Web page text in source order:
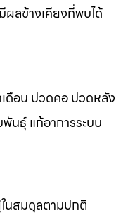
ผลข้างเคียงที่พบได้
เดือน ปวดคอ ปวดหลัง
นธุ์ แก้อาการระบบ
นสมดุลตามปกติ